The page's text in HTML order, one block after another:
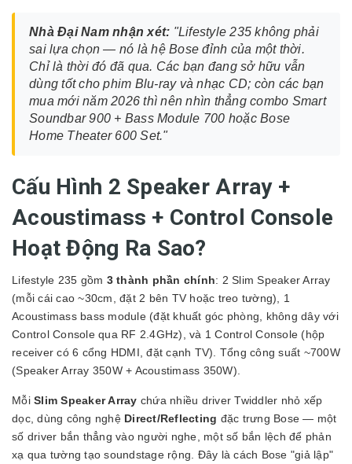
Nhà Đại Nam nhận xét: "Lifestyle 235 không phải
sai lựa chọn — nó là hệ Bose đỉnh của một thời.
Chỉ là thời đó đã qua. Các bạn đang sở hữu vẫn
dùng tốt cho phim Blu-ray và nhạc CD; còn các bạn
mua mới năm 2026 thì nên nhìn thẳng combo Smart
Soundbar 900 + Bass Module 700 hoặc Bose
Home Theater 600 Set."
Cấu Hình 2 Speaker Array +
Acoustimass + Control Console
Hoạt Động Ra Sao?
Lifestyle 235 gồm 3 thành phần chính: 2 Slim Speaker Array
(mỗi cái cao ~30cm, đặt 2 bên TV hoặc treo tường), 1
Acoustimass bass module (đặt khuất góc phòng, không dây với
Control Console qua RF 2.4GHz), và 1 Control Console (hộp
receiver có 6 cổng HDMI, đặt cạnh TV). Tổng công suất ~700W
(Speaker Array 350W + Acoustimass 350W).
Mỗi Slim Speaker Array chứa nhiều driver Twiddler nhỏ xếp
dọc, dùng công nghệ Direct/Reflecting đặc trưng Bose — một
số driver bắn thẳng vào người nghe, một số bắn lệch để phản
xạ qua tường tạo soundstage rộng. Đây là cách Bose "giả lập"